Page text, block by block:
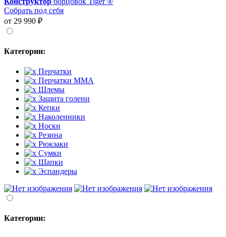
Собрать под себя
от 29 990 ₽
Категории:
Перчатки
Перчатки MMA
Шлемы
Защита голени
Кепки
Наколенники
Носки
Резина
Рюкзаки
Сумки
Шапки
Эспандеры
Категории: